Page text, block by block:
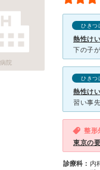
病院
熱性け
熱性け
整形
東京の要
診療科： 内